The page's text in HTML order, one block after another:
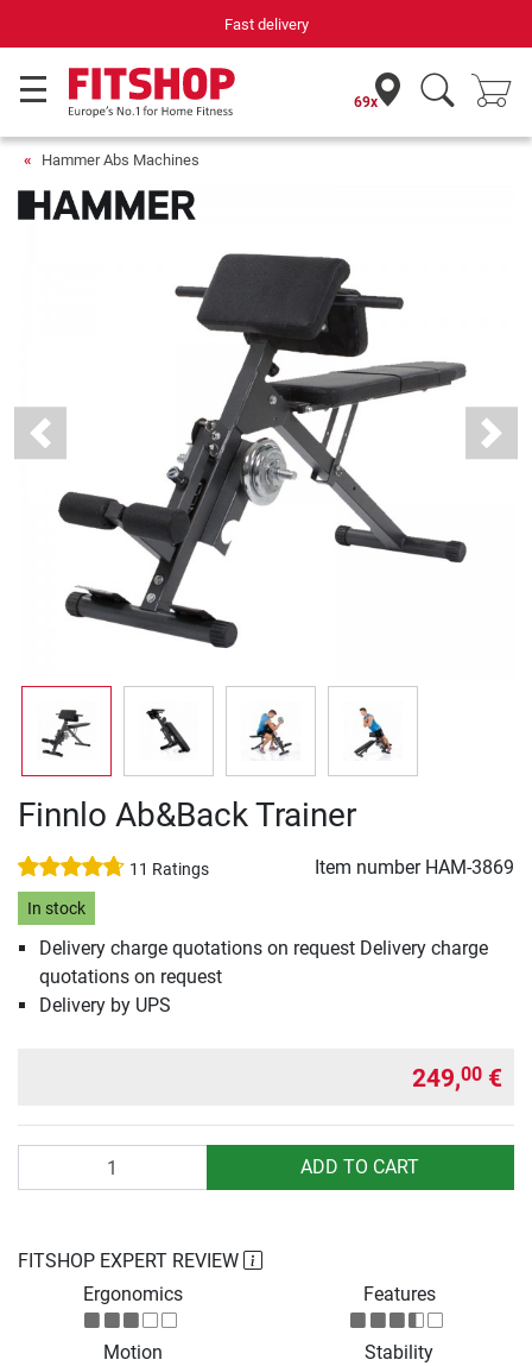
Your expert in home fitness for 42 years
69x
Hammer Abs Machines
Previous Next
Finnlo Ab&Back Trainer
11 Ratings Item number HAM-3869
In stock
Delivery charge quotations on request Delivery charge
quotations on request
Delivery by UPS
249,00 €
ADD TO CART
FITSHOP EXPERT REVIEW
Ergonomics
Features
Motion Stability